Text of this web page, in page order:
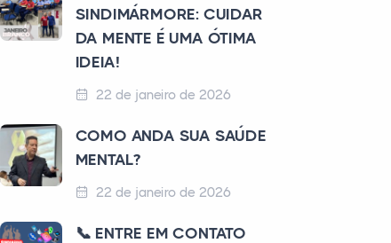
SINDIMÁRMORE: CUIDAR
DA MENTE É UMA ÓTIMA
IDEIA!
22 de janeiro de 2026
COMO ANDA SUA SAÚDE
MENTAL?
22 de janeiro de 2026
📞 ENTRE EM CONTATO